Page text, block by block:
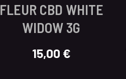
FLEUR CBD WHITE
WIDOW 3G
15,00 €